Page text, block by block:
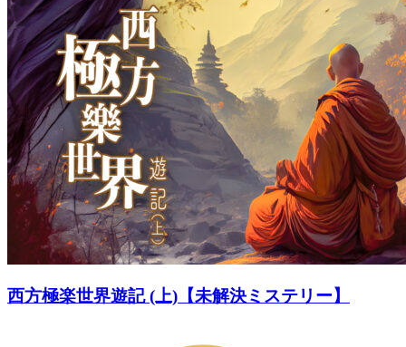
西方極楽世界遊記 (上)【未解決ミステリー】